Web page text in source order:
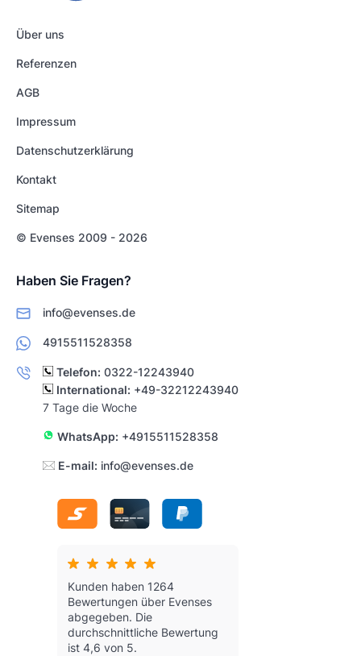
Über uns
Referenzen
AGB
Impressum
Datenschutzerklärung
Kontakt
Sitemap
© Evenses 2009 - 2026
Haben Sie Fragen?
info@evenses.de
4915511528358
Telefon: 0322-12243940
International: +49-32212243940
7 Tage die Woche
WhatsApp: +4915511528358
E-mail: info@evenses.de
Kunden haben 1264
Bewertungen über Evenses
abgegeben. Die
durchschnittliche Bewertung
ist 4,6 von 5.